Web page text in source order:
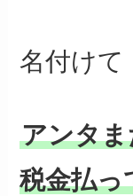
名付けて
アンタ
税金払っ